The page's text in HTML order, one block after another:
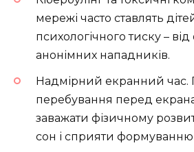
мережі часто ставлять
психологічного тиску – від
анонімних нападників.
Надмірний екранний час.
перебування перед
заважати фізичному
сон і сприяти